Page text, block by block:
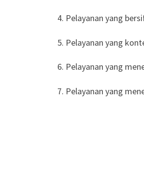
4. Pelayanan yang
5. Pelayanan yang
6. Pelayanan yang
7. Pelayanan yang